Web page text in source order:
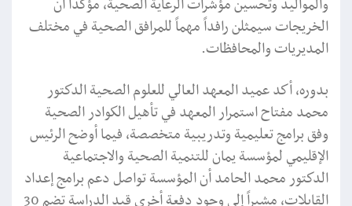
والمواليد وتحسين مؤشرات الرعاية الصحية، مؤكداً أن
الخريجات سيمثلن رافداً مهماً للمرافق الصحية في مختلف
المديريات والمحافظات.
بدوره، أكد عميد المعهد العالي للعلوم الصحية الدكتور
محمد مفتاح استمرار المعهد في تأهيل الكوادر الصحية
وفق برامج تعليمية وتدريبية متخصصة، فيما أوضح الرئيس
الإقليمي لمؤسسة يمان للتنمية الصحية والاجتماعية
الدكتور محمد الحامد أن المؤسسة تواصل دعم برامج إعداد
القابلات، مشيراً إلى وجود دفعة أخرى قيد الدراسة تضم 30